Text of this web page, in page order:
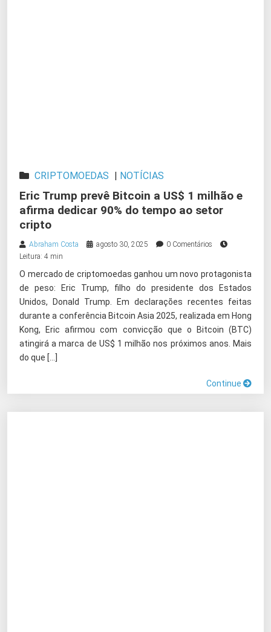
CRIPTOMOEDAS | NOTÍCIAS
Eric Trump prevê Bitcoin a US$ 1 milhão e
afirma dedicar 90% do tempo ao setor
cripto
Abraham Costa agosto 30, 2025
0 Comentários
Leitura: 4 min
O mercado de criptomoedas ganhou um novo protagonista
de peso: Eric Trump, filho do presidente dos Estados
Unidos, Donald Trump. Em declarações recentes feitas
durante a conferência Bitcoin Asia 2025, realizada em Hong
Kong, Eric afirmou com convicção que o Bitcoin (BTC)
atingirá a marca de US$ 1 milhão nos próximos anos. Mais
do que […]
Continue